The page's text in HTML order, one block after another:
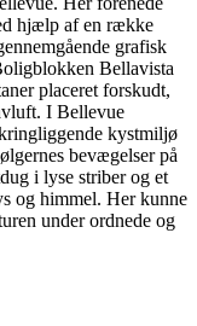
hjælp af en række
grafisk
Bellavista
placeret forskudt,
I Bellevue
kystmiljø
bevægelser på
i lyse striber og et
og himmel. Her kunne
under ordnede og